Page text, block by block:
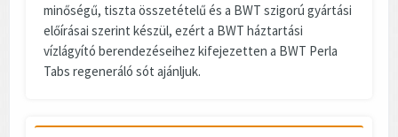
minőségű, tiszta összetételű és a BWT szigorú gyártási
előírásai szerint készül, ezért a BWT háztartási
vízlágyító berendezéseihez kifejezetten a BWT Perla
Tabs regeneráló sót ajánljuk.